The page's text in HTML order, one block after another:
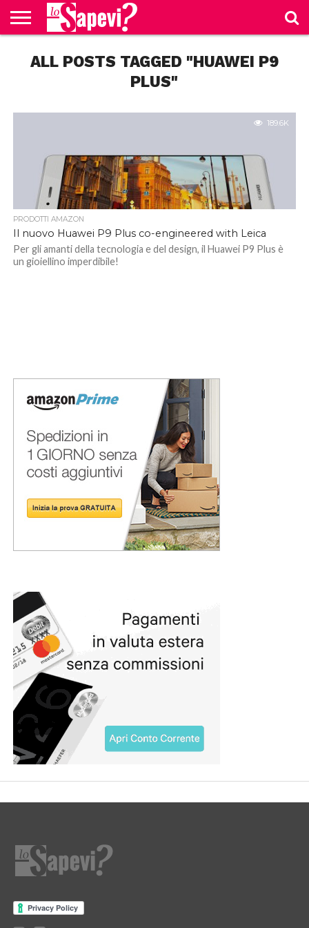
BENESSERE
GOSSIP
PRODOTTI
AMAZON
NEWS
CASA E
CUCINA
ALL POSTS TAGGED "HUAWEI P9
PLUS"
189.6K
PRODOTTI AMAZON
Il nuovo Huawei P9 Plus co-engineered with Leica
Per gli amanti della tecnologia e del design, il Huawei P9 Plus è
un gioiellino imperdibile!